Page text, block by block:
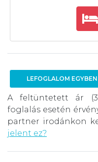
LEFOGLALOM
A feltüntetett ár
foglalás esetén
partner irodánkon
jelent ez?